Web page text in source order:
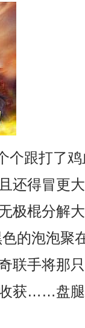
个跟打了
还得冒更
极棍分解
的泡泡聚
联手将那
获……盘